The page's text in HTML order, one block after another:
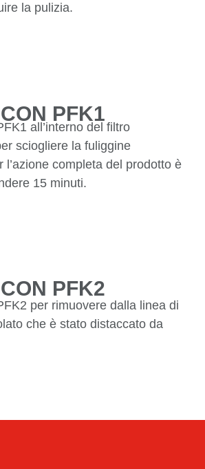
la pulizia.
PFK1
all’interno del filtro
sciogliere la fuliggine
l’azione completa del prodotto è
15 minuti.
PFK2
per rimuovere dalla linea di
che è stato distaccato da